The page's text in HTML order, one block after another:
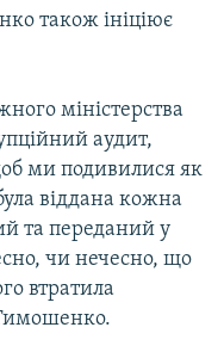
також ініціює
міністерства
аудит,
ми подивилися як
віддана кожна
та переданий у
чи нечесно, що
втратила